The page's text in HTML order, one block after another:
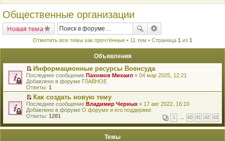
Общественные организации
Новая тема
Отметить все темы как прочтённые • 11 тем • Страница 1 из 1
Объявления
П
е
р
е
й
т
и
к
е
Информационные ресурсы Военсуда
Последнее сообщение Пахомов Михаил « 04 мар 2025, 12:21
Добавлено в форуме ГЛАВНОЕ
Ответы: 1
П
е
р
й
Как создать новую тему
Последнее сообщение Владимир Черных « 17 авг 2022, 16:10
Добавлено в форуме О форуме и его поддержке
Ответы: 1281 1 … 40 41 42 43
Темы